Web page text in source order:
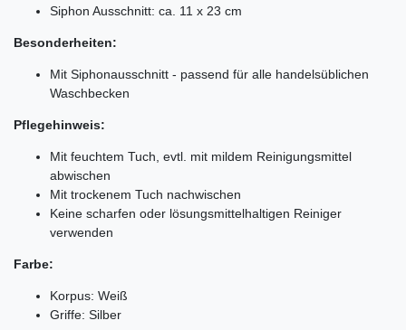
Siphon Ausschnitt: ca. 11 x 23 cm
Besonderheiten:
Mit Siphonausschnitt - passend für alle handelsüblichen
Waschbecken
Pflegehinweis:
Mit feuchtem Tuch, evtl. mit mildem Reinigungsmittel
abwischen
Mit trockenem Tuch nachwischen
Keine scharfen oder lösungsmittelhaltigen Reiniger
verwenden
Farbe:
Korpus: Weiß
Griffe: Silber